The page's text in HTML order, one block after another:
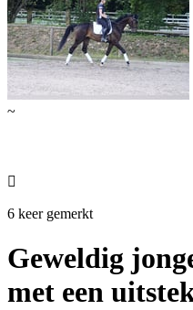
~

6 keer gemerkt
Geweldig
met een